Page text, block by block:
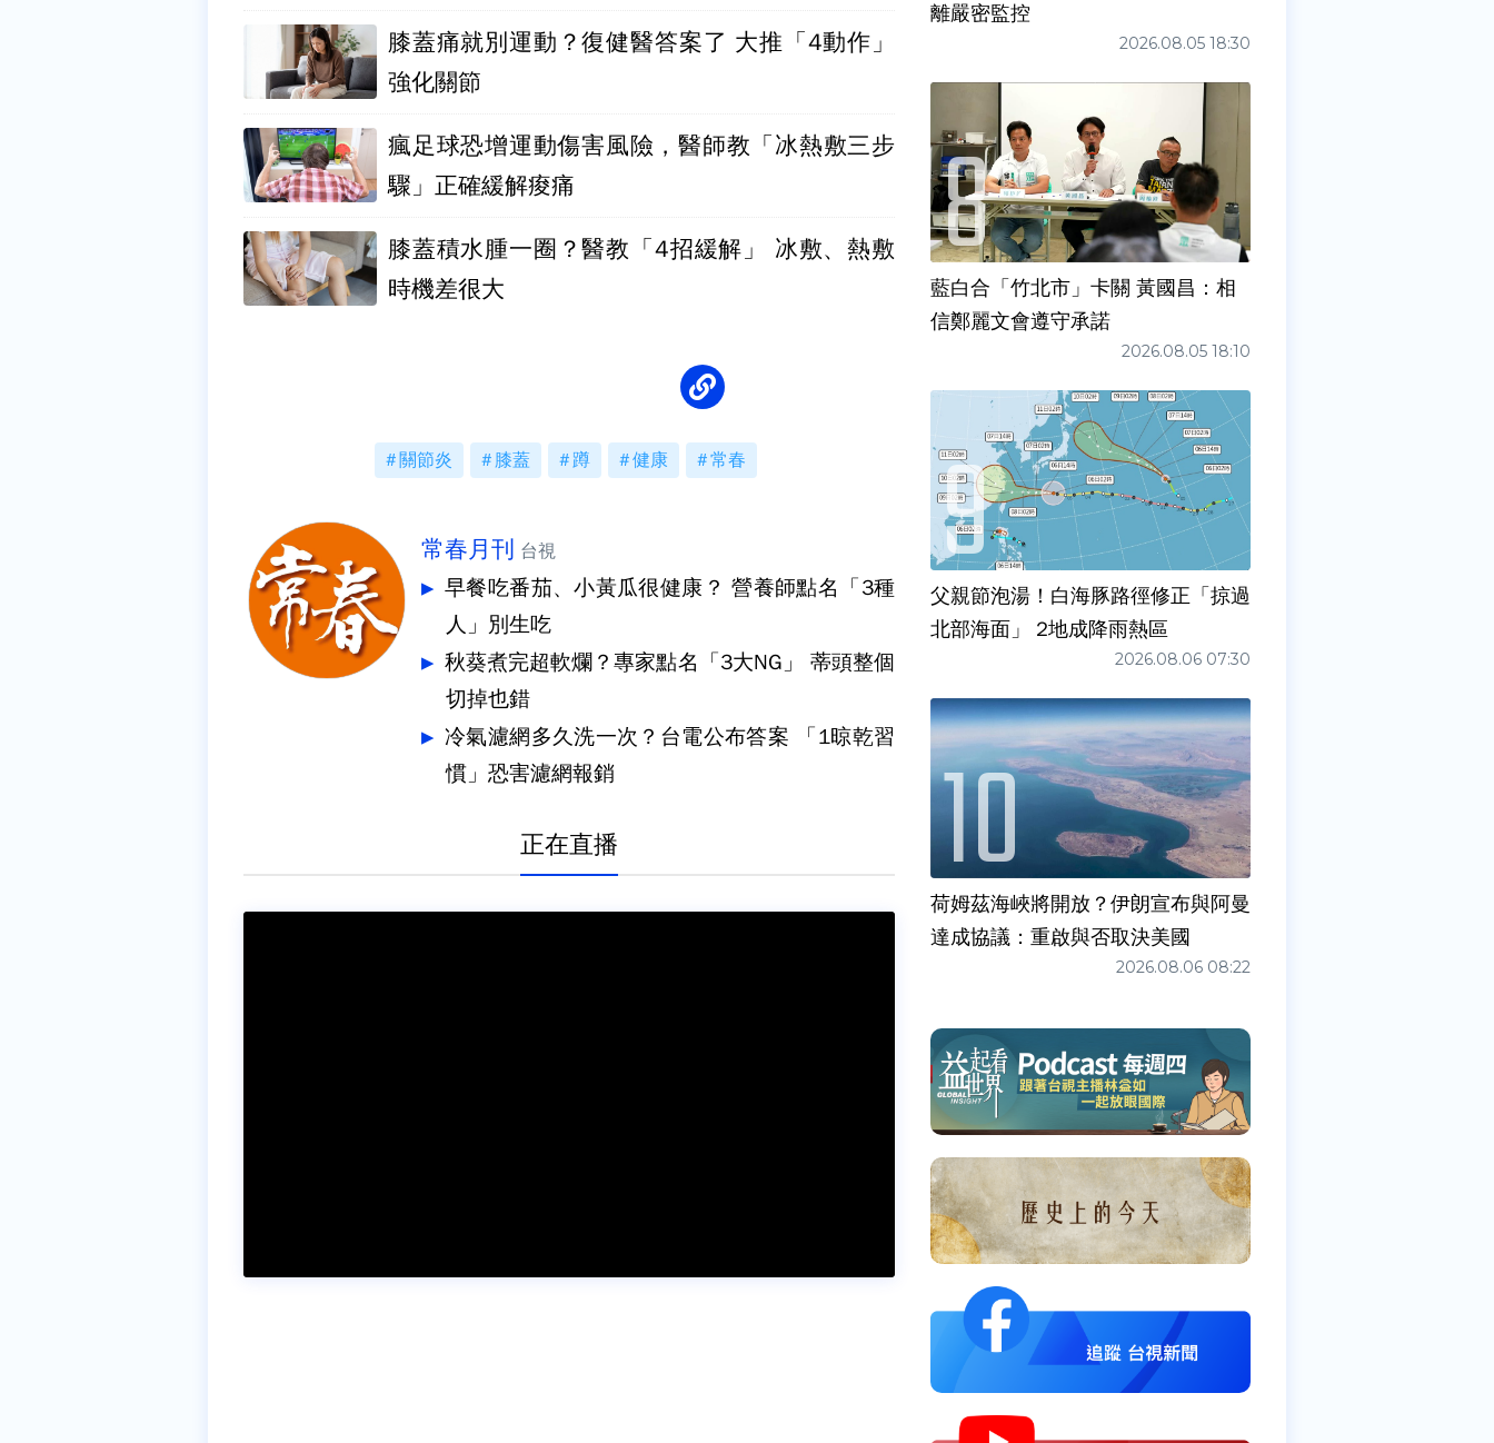
膝蓋痛就別運動？復健醫答案了 大推「4動作」
強化關節
瘋足球恐增運動傷害風險，醫師教「冰熱敷三步
驟」正確緩解痠痛
膝蓋積水腫一圈？醫教「4招緩解」 冰敷、熱敷
時機差很大
關節炎 膝蓋 蹲 健康 常春
常春月刊 台視
早餐吃番茄、小黃瓜很健康？ 營養師點名「3種
人」別生吃
秋葵煮完超軟爛？專家點名「3大NG」 蒂頭整個
切掉也錯
冷氣濾網多久洗一次？台電公布答案 「1晾乾習
慣」恐害濾網報銷
正在直播
離嚴密監控
2026.08.05 18:30
藍白合「竹北市」卡關 黃國昌：相
信鄭麗文會遵守承諾
2026.08.05 18:10
父親節泡湯！白海豚路徑修正「掠過
北部海面」 2地成降雨熱區
2026.08.06 07:30
荷姆茲海峽將開放？伊朗宣布與阿曼
達成協議：重啟與否取決美國
2026.08.06 08:22